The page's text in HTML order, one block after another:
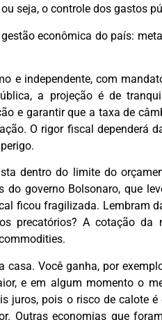
seja, o controle dos gastos
econômica do país:
e independente, com
a projeção é de
e garantir que a taxa de
O rigor fiscal dependerá
dentro do limite do
governo Bolsonaro, que
ficou fragilizada. Lembram
precatórios? A cotação da
Você ganha, por
e em algum momento o
juros, pois o risco de calote
Outras economias que